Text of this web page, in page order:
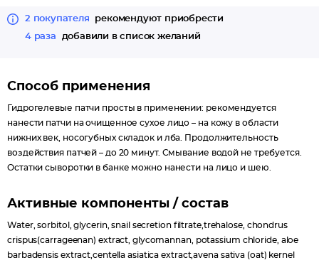
2 покупателя
рекомендуют приобрести
4 раза
добавили в список желаний
Способ применения
Гидрогелевые патчи просты в применении: рекомендуется
нанести патчи на очищенное сухое лицо – на кожу в области
нижних век, носогубных складок и лба. Продолжительность
воздействия патчей – до 20 минут. Смывание водой не требуется.
Остатки сыворотки в банке можно нанести на лицо и шею.
Активные компоненты / состав
Water, sorbitol, glycerin, snail secretion filtrate,trehalose, chondrus
crispus(carrageenan) extract, glycomannan, potassium chloride, aloe
barbadensis extract,centella asiatica extract,avena sativa (oat) kernel